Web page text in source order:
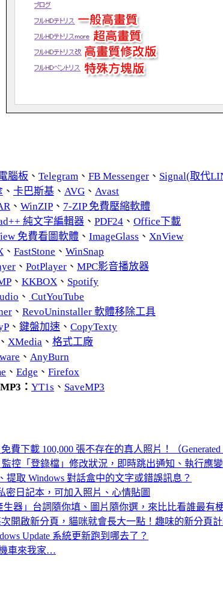
腦板 、 Telegram、 FB Messenger、 Signal(取代
、 卡巴斯基、 AVG、 Avast
、 WinZIP、 7-ZIP 免費壓縮軟體
純文字編輯器、 PDF24、 Office下載
免費看圖軟體、 ImageGlass 、 XnView
、 FastStone 、 WinSnap
、 PotPlayer、 MPC影音播放器
、 KKBOX、 Spotify
、 CutYouTube
、 RevoUninstaller 軟體移除工具
、 鍵盤加速、 CopyTexty
、 XMedia、 格式工廠
、 AnyBurn
、 Edge 、 Firefox
： YT1s 、 SaveMP3
費下載 100,000 張不存在的真人照片！（Generated
監控「登錄檔」修改狀況，即時跳出通知、執行應
提取 Windows 對話盒中的文字或錯誤訊息？
密日記本，可加入照片、心情貼圖
器」台詞隨你填、圖片隨你選，來比比看誰最有梗
次開啟新分頁，貓咪就會長大一點！趣味的新分頁
Update 系統更新跑到哪去了？
車來我家…